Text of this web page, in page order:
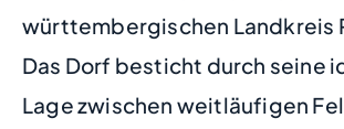
württembergischen Landkreis
Das Dorf besticht durch seine
Lage zwischen weitläufigen